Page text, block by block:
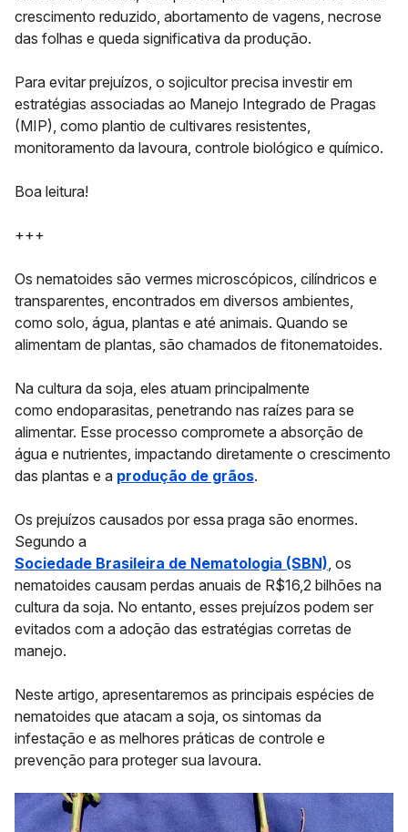
crescimento reduzido, abortamento de vagens, necrose
das folhas e queda significativa da produção.
Para evitar prejuízos, o sojicultor precisa investir em
estratégias associadas ao Manejo Integrado de Pragas
(MIP) , como plantio de cultivares resistentes,
monitoramento da lavoura, controle biológico e químico.
Boa leitura!
+++
Os nematoides são vermes microscópicos, cilíndricos e
transparentes, encontrados em diversos ambientes,
como solo, água, plantas e até animais. Quando se
alimentam de plantas, são chamados de fitonematoides.
Na cultura da soja, eles atuam principalmente
como endoparasitas , penetrando nas raízes para se
alimentar. Esse processo compromete a absorção de
água e nutrientes, impactando diretamente o crescimento
das plantas e a produção de grãos.
Os prejuízos causados por essa praga são enormes.
Segundo a
Sociedade Brasileira de Nematologia (SBN) , os
nematoides causam perdas anuais de R$16,2 bilhões na
cultura da soja. No entanto, esses prejuízos podem ser
evitados com a adoção das estratégias corretas de
manejo.
Neste artigo, apresentaremos as principais espécies de
nematoides que atacam a soja, os sintomas da
infestação e as melhores práticas de controle e
prevenção para proteger sua lavoura.